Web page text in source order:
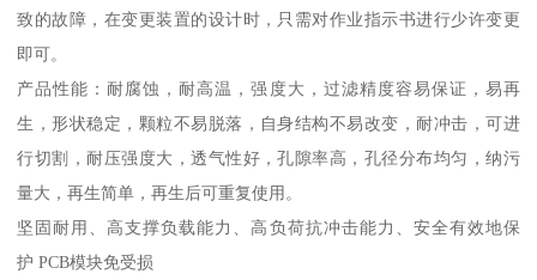
致的故障，在变更装置的设计时，只需对作业指示书进行少许变更
即可。
产品性能：耐腐蚀，耐高温，强度大，过滤精度容易保证，易再
生，形状稳定，颗粒不易脱落，自身结构不易改变，耐冲击，可进
行切割，耐压强度大，透气性好，孔隙率高，孔径分布均匀，纳污
量大，再生简单，再生后可重复使用。
坚固耐用、高支撑负载能力、高负荷抗冲击能力、安全有效地保
护 PCB模块免受损